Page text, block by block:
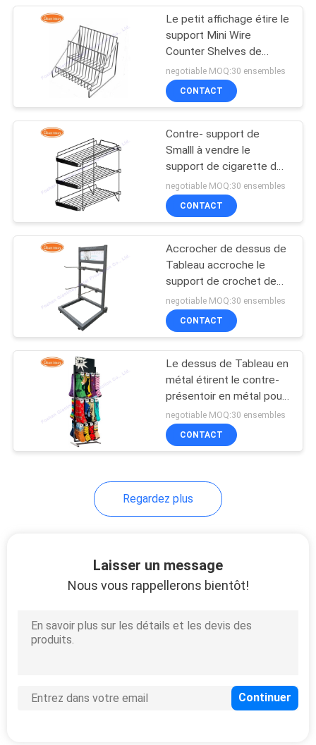
Support d'affichage
de carte de voeux
Support d'affichage
d'huile de moteur
Support des
véhicules à moteur
de batterie
18
position de plancher
Supports d'affichage
de carreau de
Le petit affichage étire le
support Mini Wire
Counter Shelves de
produit
negotiable MOQ:30 ensembles
CONTACT
Contre- support de
Smalll à vendre le
support de cigarette de
magasin de détail
negotiable MOQ:30 ensembles
CONTACT
Accrocher de dessus de
Tableau accroche le
support de crochet de
compteur de support de
chapeau
negotiable MOQ:30 ensembles
CONTACT
Le dessus de Tableau en
métal étirent le contre-
présentoir en métal pour
des chaussettes
negotiable MOQ:30 ensembles
CONTACT
Regardez plus
Laisser un message
Nous vous rappellerons bientôt!